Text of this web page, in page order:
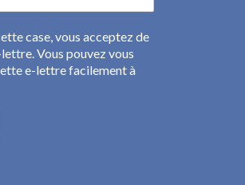
case, vous acceptez de
Vous pouvez vous
e-lettre facilement à